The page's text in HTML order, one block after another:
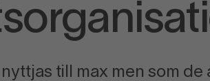
till max men som de